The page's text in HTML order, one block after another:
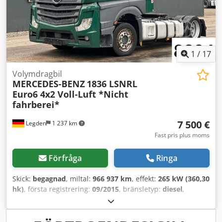
luftfjädring Bakdäcksdimension: 295/60 R22,5 Tjänstevikt:
7.403 kg Besiktning (APK): giltig till 02.2027
Referensnummer: 47
1 / 17
Legden 1 237 km
Volymdragbil
MERCEDES-BENZ 1836 LSNRL
Euro6 4x2 Voll-Luft *Nicht
fahrberei*
7 500 €
Fast pris plus moms
Förfråga Ringa
Skick: begagnad, miltal: 966 937 km, effekt: 265 kW (360,30
hk), första registrering: 09/2015, bränsletyp: diesel,
, axelkonfiguration:
retarder, färg:grön, växeltyp:automatisk, emissionsklass:
, Utrustning:ABS, elektroniskt stabilitetsprogram